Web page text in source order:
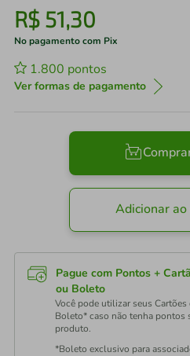
R$ 51,30
No pagamento com Pix
1.800 pontos
Ver formas de pagamento
Adicionar
Pague com Pontos +
ou Boleto
Você pode utilizar seus
Boleto* caso não tenha pontos
produto.
*Boleto exclusivo para